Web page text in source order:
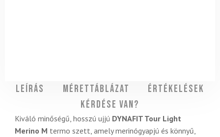
Leírás Mérettáblázat
Értékelések
Kérdése van?
Kiváló minőségű, hosszú ujjú DYNAFIT Tour Light
Merino M termo szett, amely merinógyapjú és könnyű,